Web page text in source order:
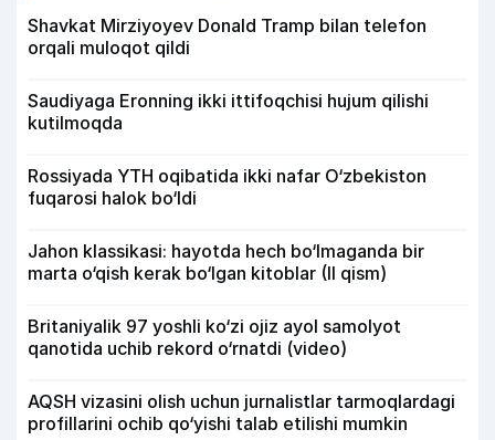
Shavkat Mirziyoyev Donald Tramp bilan telefon
orqali muloqot qildi
Saudiyaga Eronning ikki ittifoqchisi hujum qilishi
kutilmoqda
Rossiyada YTH oqibatida ikki nafar O‘zbekiston
fuqarosi halok bo‘ldi
Jahon klassikasi: hayotda hech bo‘lmaganda bir
marta o‘qish kerak bo‘lgan kitoblar (II qism)
Britaniyalik 97 yoshli ko‘zi ojiz ayol samolyot
qanotida uchib rekord o‘rnatdi (video)
AQSH vizasini olish uchun jurnalistlar tarmoqlardagi
profillarini ochib qo‘yishi talab etilishi mumkin